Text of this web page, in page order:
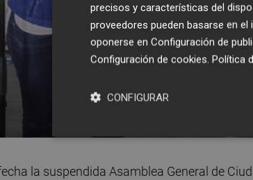
la suspendida Asamblea General de
precisos y características del
proveedores pueden basarse en
oponerse en Configuración de
Configuración de cookies. Política
CONFIGURAR